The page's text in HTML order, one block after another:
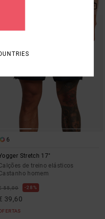
6
Stretch 17"
de treino elásticos
homem
55,00 28%
39,60